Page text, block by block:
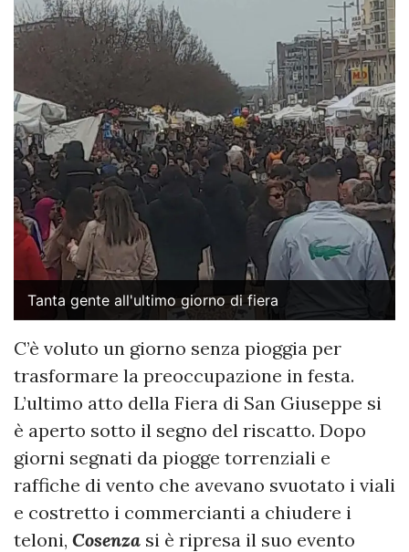
Tanta gente all'ultimo giorno di fiera
C’è voluto un giorno senza pioggia per
trasformare la preoccupazione in festa.
L’ultimo atto della Fiera di San Giuseppe si
è aperto sotto il segno del riscatto. Dopo
giorni segnati da piogge torrenziali e
raffiche di vento che avevano svuotato i viali
e costretto i commercianti a chiudere i
teloni, Cosenza si è ripresa il suo evento